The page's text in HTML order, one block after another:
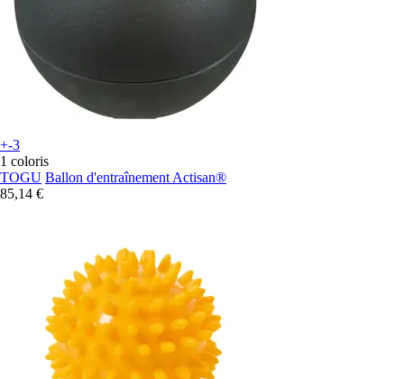
+-3
1 coloris
TOGU Ballon d'entraînement Actisan®
85,14 €